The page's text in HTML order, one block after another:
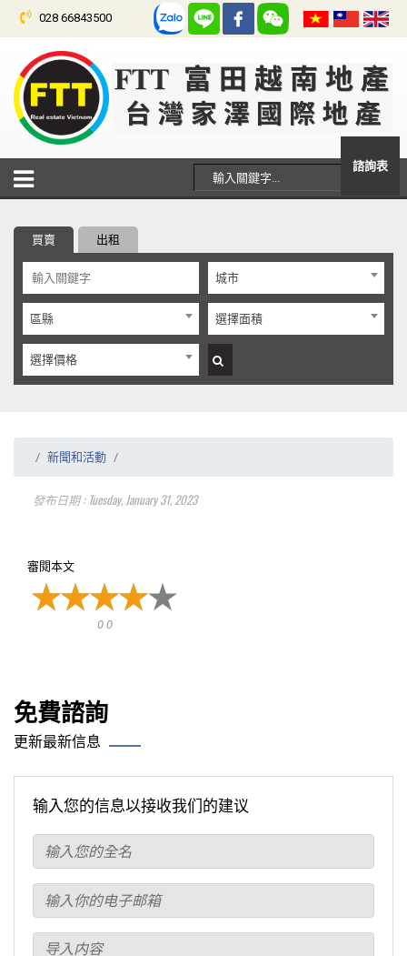
028 66843500
買賣 出租
城市
區縣 選擇面積
選擇價格
新聞和活動
發布日期 : Tuesday, January 31, 2023
審閱本文
0 0
免費諮詢
更新最新信息
输入您的信息以接收我们的建议
諮詢表